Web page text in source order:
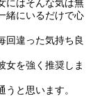
にはそんな気は無
緒にいるだけで心
回違った気持ち良
女を強く推奨しま
と思います。